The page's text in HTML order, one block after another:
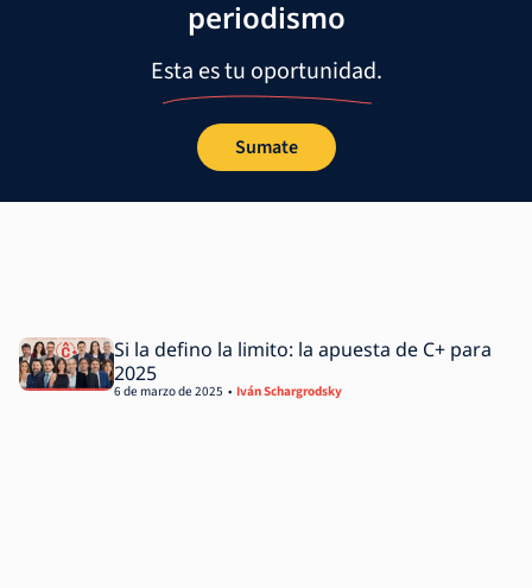
periodismo
Esta es tu oportunidad.
Sumate
Si la defino la limito: la apuesta de C+ para
2025
Iván Schargrodsky
6 de marzo de 2025